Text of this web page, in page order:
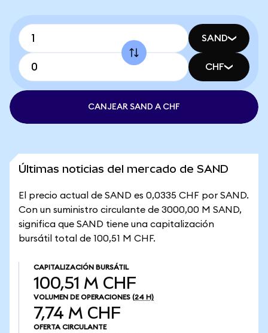
SAND
CHF
CANJEAR SAND A CHF
Últimas noticias del mercado de SAND
El precio actual de SAND es 0,0335 CHF por SAND.
Con un suministro circulante de 3000,00 M SAND,
significa que SAND tiene una capitalización
bursátil total de 100,51 M CHF.
CAPITALIZACIÓN BURSÁTIL
100,51 M CHF
VOLUMEN DE OPERACIONES (24 H)
7,74 M CHF
OFERTA CIRCULANTE